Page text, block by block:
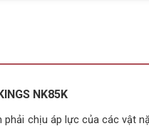
NK85K
chịu áp lực của các vật